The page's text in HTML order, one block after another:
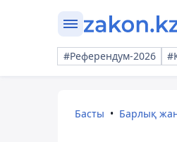
#Референдум-2026
Басты Барлық